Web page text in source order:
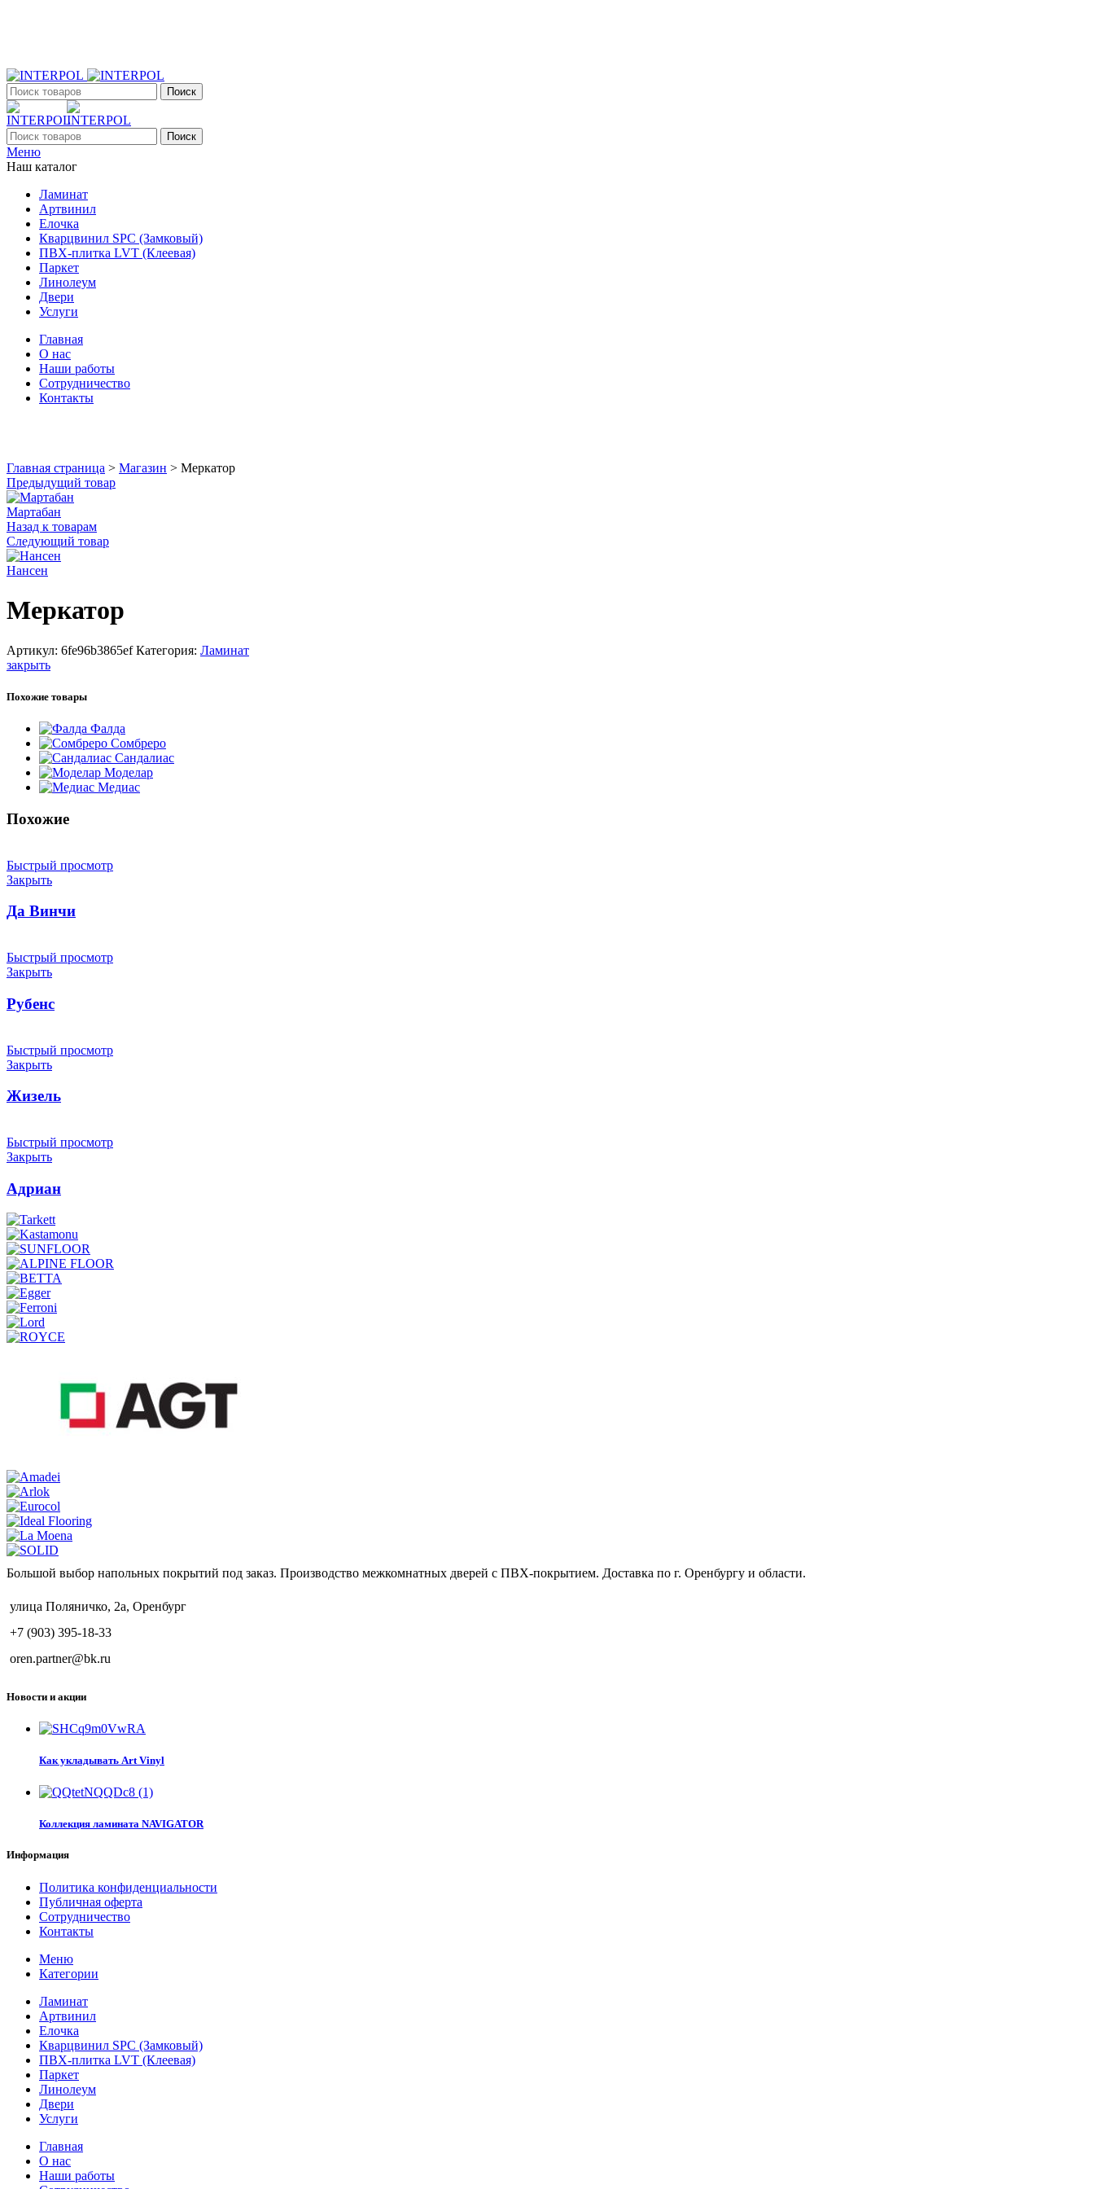
Поиск
Поиск
Меню
Наш каталог
Ламинат
Артвинил
Елочка
Кварцвинил SPC (Замковый)
ПВХ-плитка LVT (Клеевая)
Паркет
Линолеум
Двери
Услуги
Главная
О нас
Наши работы
Сотрудничество
Контакты
Главная страница > Магазин > Меркатор
Предыдущий товар
Мартабан
Назад к товарам
Следующий товар
Нансен
Меркатор
Артикул: 6fe96b3865ef Категория: Ламинат
закрыть
Похожие товары
Фалда
Сомбреро
Сандалиас
Моделар
Медиас
Похожие
Быстрый просмотр
Закрыть
Да Винчи
Быстрый просмотр
Закрыть
Рубенс
Быстрый просмотр
Закрыть
Жизель
Быстрый просмотр
Закрыть
Адриан
Большой выбор напольных покрытий под заказ. Производство межкомнатных дверей с ПВХ-покрытием. Доставка по г. Оренбургу и области.
улица Поляничко, 2а, Оренбург
+7 (903) 395-18-33
oren.partner@bk.ru
Новости и акции
Как укладывать Art Vinyl
Коллекция ламината NAVIGATOR
Информация
Политика конфиденциальности
Публичная оферта
Сотрудничество
Контакты
Меню
Категории
Ламинат
Артвинил
Елочка
Кварцвинил SPC (Замковый)
ПВХ-плитка LVT (Клеевая)
Паркет
Линолеум
Двери
Услуги
Главная
О нас
Наши работы